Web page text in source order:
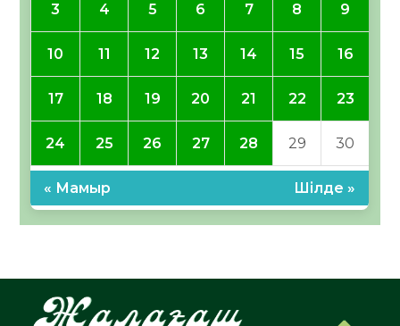
3 4 5 6 7 8 9
10 11 12 13 14 15 16
17 18 19 20 21 22 23
24 25 26 27 28 29 30
« Мамыр Шілде »